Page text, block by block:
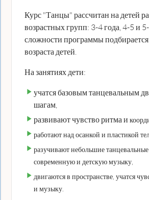
Курс "Танцы" рассчитан на детей
возрастных групп: 3-4 года, 4-5 и
сложности программы
возраста детей.
На занятиях дети:
учатся базовым танцевальным
шагам,
развивают чувство ритма и
работают над осанкой и пластикой
разучивают небольшие
современную и детскую музыку,
двигаются в пространстве, учатся
и музыку.